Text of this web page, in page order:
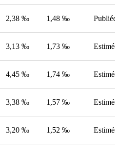
2,38 ‰ 1,48 ‰ Publiée
3,13 ‰ 1,73 ‰ Estimée
4,45 ‰ 1,74 ‰ Estimée
3,38 ‰ 1,57 ‰ Estimée
3,20 ‰ 1,52 ‰ Estimée